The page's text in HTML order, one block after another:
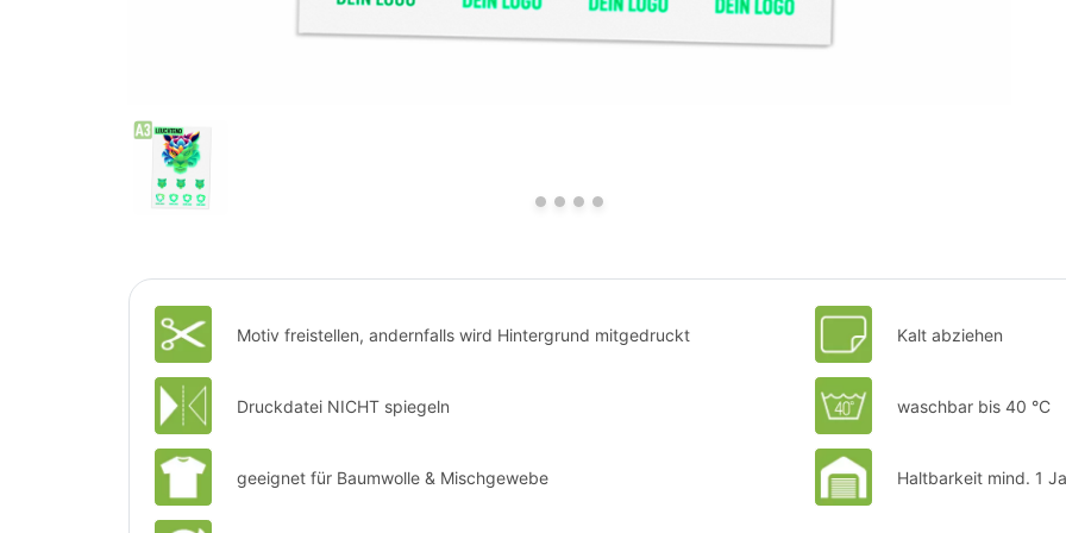
Motiv freistellen, andernfalls wird Hintergrund mitgedruckt
Druckdatei NICHT spiegeln
geeignet für Baumwolle & Mischgewebe
Kalt abziehen
waschbar bis 40 °C
Haltbarkeit mind. 1